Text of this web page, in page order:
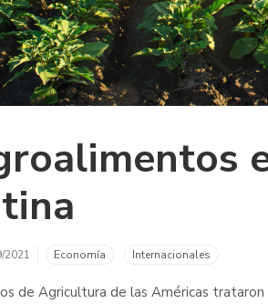
2021 Economía Internacionales
de Agricultura de las Américas